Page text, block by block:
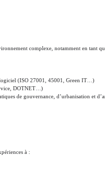
complexe, notamment en tant
logiciel (ISO 27001, 45001, Green IT…)
DOTNET…)
de gouvernance, d’urbanisation et
à :